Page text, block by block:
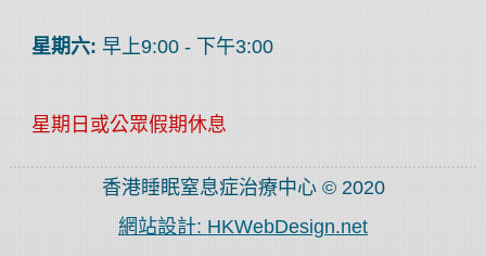
星期六: 早上9:00 - 下午3:00
星期日或公眾假期休息
香港睡眠窒息症治療中心 © 2020
網站設計: HKWebDesign.net